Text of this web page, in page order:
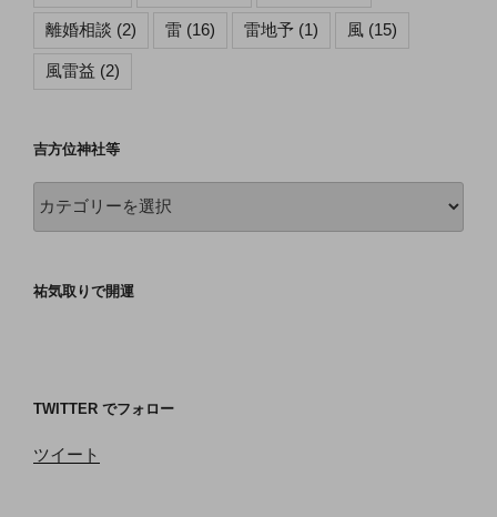
離婚相談 (2) 雷 (16) 雷地予 (1) 風 (15)
風雷益 (2)
吉方位神社等
社
祐気取りで開運
TWITTER でフォロー
ツイート